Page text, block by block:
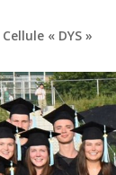
Cellule « DYS »